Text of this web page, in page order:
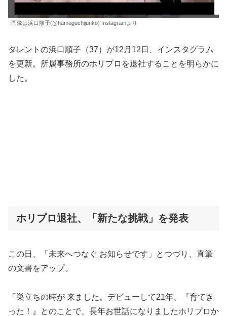
画像は浜口順子(@hamaguchijunko) Instagramより
タレントの浜口順子（37）が12月12日、インスタグラム
を更新。所属事務所のホリプロを退社することを明らかに
した。
ホリプロ退社、「新たな挑戦」を発表
この日、「未来へつなぐ お知らせです」とつづり、直筆
の文書をアップ。
「巣立ちの時が 来ました。デビューして21年、『育てき
った！』とのことで、長年お世話になりましたホリプロか